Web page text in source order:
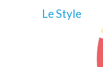
Le Style